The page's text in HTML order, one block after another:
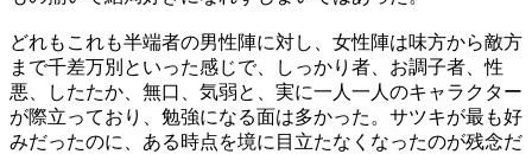
どれもこれも半端者の男性陣に対し、女性陣は味方から敵方
まで千差万別といった感じで、しっかり者、お調子者、性
悪、したたか、無口、気弱と、実に一人一人のキャラクター
が際立っており、勉強になる面は多かった。サツキが最も好
みだったのに、ある時点を境に目立たなくなったのが残念だ